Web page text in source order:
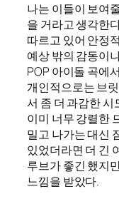
나는 이들이 보여
을 거라고 생각한
따르고 있어 안정
예상 밖의 감동이
POP 아이돌 곡에
개인적으로는 브
서 좀 더 과감한
이미 너무 강렬한
밀고 나가는 대신
있었더라면 더 긴
루브가 좋긴 했지
느낌을 받았다.